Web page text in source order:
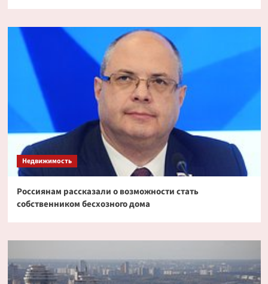
Недвижимость
Россиянам рассказали о возможности стать
собственником бесхозного дома